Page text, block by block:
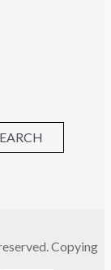
Copying